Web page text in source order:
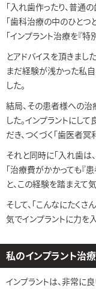
「入れ歯作ったり、普通
「歯科治療の中のひとつ
「インプラント治療を『特
とアドバイスを頂きました
まだ経験が浅かった私
した。
結局、その患者様への治
した。インプラントにし
だき、つくづく「歯医者冥
それと同時に「入れ歯は
「治療費がかかっても『
と、この経験を踏まえて
そして、「こんなにたく
気でインプラントに力を
私のインプラント治
インプラントは、非常に